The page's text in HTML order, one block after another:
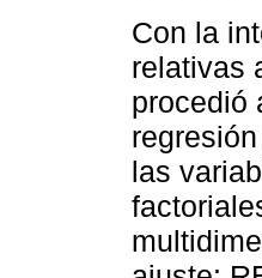
Con la
relativas
procedió
las